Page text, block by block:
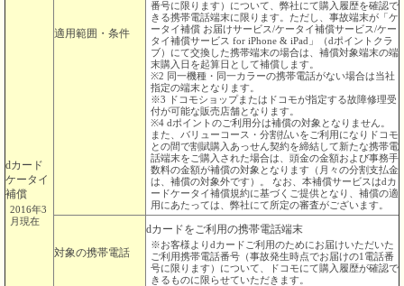
dカード
ケータイ
補償
2016年3
月現在
適用範囲・条件
番号に限ります）について、弊社にて購入履歴を確認で
きる携帯電話端末に限ります。ただし、事故端末が「ケ
ータイ補償 お届けサービス/ケータイ補償サービス/ケー
タイ補償サービス for iPhone & iPad」（dポイントクラ
ブ）にて交換した携帯端末の場合は、補償対象端末の端
末購入日を起算日として補償します。
※2 同一機種・同一カラーの携帯電話がない場合は当社
指定の端末となります。
※3 ドコモショップまたはドコモが指定する故障修理受
付が可能な販売店舗となります。
※4 dポイントのご利用分は補償の対象となりません。
また、バリューコース・分割払いをご利用になりドコモ
との間で割賦購入あっせん契約を締結して新たな携帯電
話端末をご購入された場合は、頭金の金額および事務手
数料の金額が補償の対象となります（月々の分割支払金
は、補償の対象外です）。 なお、本補償サービスはdカ
ードケータイ補償規約に基づくご提供となり、補償の適
用にあたっては、弊社にて所定の審査がございます。
対象の携帯電話
dカードをご利用の携帯電話端末
※お客様よりdカードご利用のためにお届けいただいた
ご利用携帯電話番号（事故発生時点でお届けの1電話番
号に限ります）について、ドコモにて購入履歴が確認で
きるものに限らせていただきます。